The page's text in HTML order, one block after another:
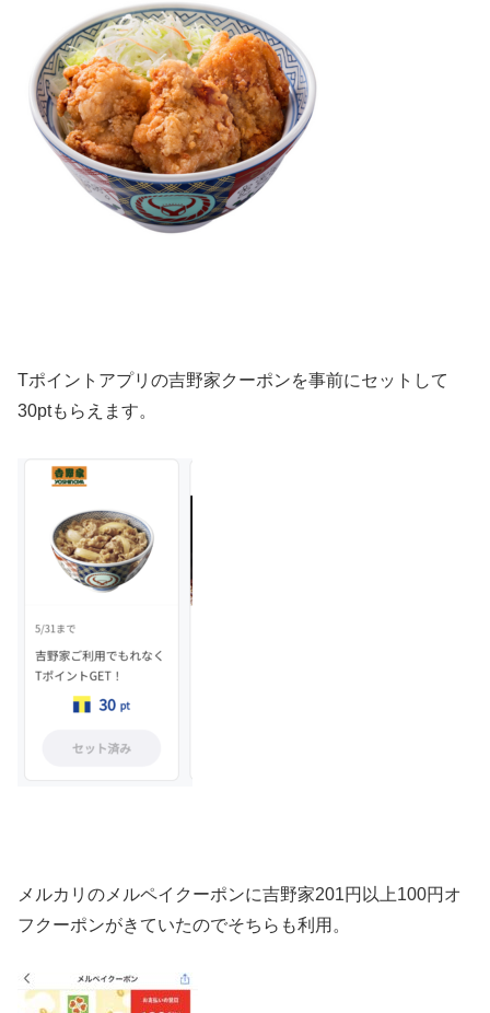
Tポイントアプリの吉野家クーポンを事前にセットして
30ptもらえます。
メルカリのメルペイクーポンに吉野家201円以上100円オ
フ クーポンがきていたのでそちらも利用。